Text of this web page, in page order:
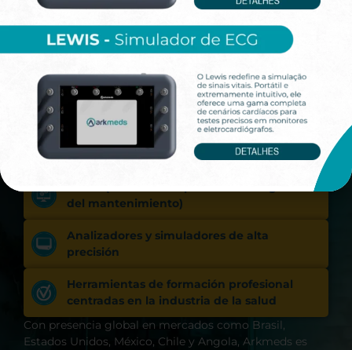
ingeniería clínica e industrial con soluciones
tecnológicas que redefinen los estándares de eficiencia
e innovación. Somos referencia en la implementación
de la transformación digital en gestión de activos,
entregando resultados concretos para instituciones de
salud, industrias y empresas de mantenimiento de
edificios.
Impactamos a más de 12 mil personas diariamente con
nuestra tecnología, que integra:
del mantenimiento)
Analizadores y simuladores de alta
precisión
Herramientas de formación profesional
centradas en la industria de la salud
Con presencia global en mercados como Brasil,
Estados Unidos, México, Chile y Angola, Arkmeds es